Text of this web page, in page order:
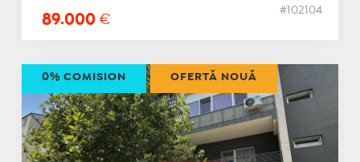
89.000 €
#102104
0% COMISION OFERTĂ NOUĂ